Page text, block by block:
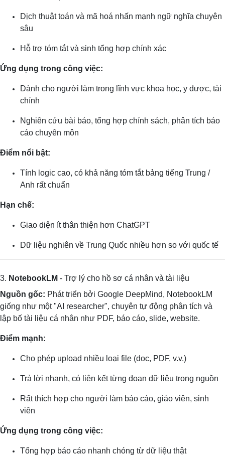
Dịch thuật toán và mã hoá nhấn mạnh ngữ nghĩa chuyên
sâu
Hỗ trợ tóm tắt và sinh tổng hợp chính xác
Ứng dụng trong công việc:
Dành cho người làm trong lĩnh vực khoa học, y dược, tài
chính
Nghiên cứu bài báo, tổng hợp chính sách, phân tích báo
cáo chuyên môn
Điểm nổi bật:
Tính logic cao, có khả năng tóm tắt bảng tiếng Trung /
Anh rất chuẩn
Hạn chế:
Giao diện ít thân thiện hơn ChatGPT
Dữ liệu nghiên về Trung Quốc nhiều hơn so với quốc tế
3. NotebookLM - Trợ lý cho hồ sơ cá nhân và tài liệu
Nguồn gốc: Phát triển bởi Google DeepMind, NotebookLM
giống như một "AI researcher", chuyên tự động phân tích và
lập bố tài liệu cá nhân như PDF, báo cáo, slide, website.
Điểm mạnh:
Cho phép upload nhiều loại file (doc, PDF, v.v.)
Trả lời nhanh, có liên kết từng đoạn dữ liệu trong nguồn
Rất thích hợp cho người làm báo cáo, giáo viên, sinh
viên
Ứng dụng trong công việc:
Tổng hợp báo cáo nhanh chóng từ dữ liệu thật